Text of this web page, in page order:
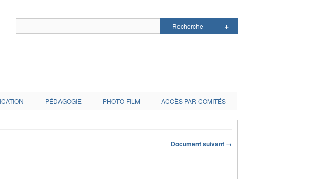
PÉDAGOGIE PHOTO-FILM ACCÈS PAR COMITÉS
Document suivant →